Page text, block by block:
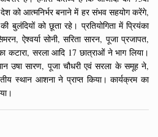
को आत्मनिर्भर बनाने में हर संभव सहयोग करेंगे,
बुलंदियों को छूता रहे। प्रतियोगिता में प्रियंका
ऐश्वर्या सोनी, सरिता सारन, पूजा प्रजापत,
कटारा, सरला आदि 17 छात्राओं ने भाग लिया।
उषा सारण, पूजा चौधरी एवं सरला के समूह ने,
स्थान आशना ने प्राप्त किया। कार्यक्रम का